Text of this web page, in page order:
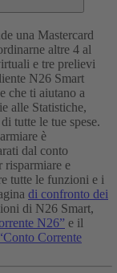
una Mastercard
altre 4 al
e tre prelievi
N26 Smart
che ti aiutano a
alle Statistiche,
tutte le tue spese.
è
dal conto
e
tutte le funzioni e i
di confronto dei
di N26 Smart,
N26” e il
Corrente